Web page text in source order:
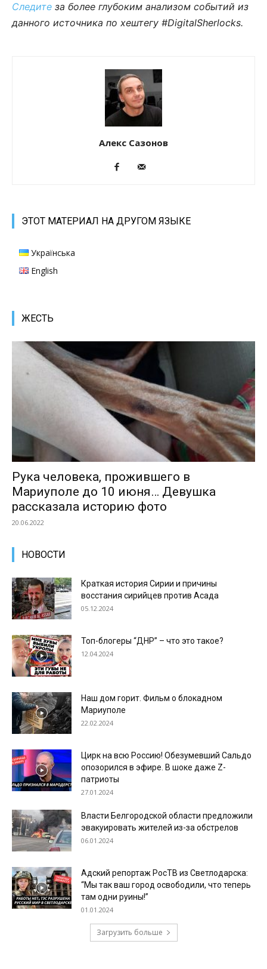
Следите за более глубоким анализом событий из
данного источника по хештегу #DigitalSherlocks.
Алекс Сазонов
ЭТОТ МАТЕРИАЛ НА ДРУГОМ ЯЗЫКЕ
Українська
English
ЖЕСТЬ
Рука человека, прожившего в
Мариуполе до 10 июня… Девушка
рассказала историю фото
20.06.2022
НОВОСТИ
Краткая история Сирии и причины
восстания сирийцев против Асада
05.12.2024
Топ-блогеры “ДНР” – что это такое?
12.04.2024
Наш дом горит. Фильм о блокадном
Мариуполе
22.02.2024
Цирк на всю Россию! Обезумевший Сальдо
опозорился в эфире. В шоке даже Z-
патриоты
27.01.2024
Власти Белгородской области предложили
эвакуировать жителей из-за обстрелов
06.01.2024
Адский репортаж РосТВ из Светлодарска:
“Мы так ваш город освободили, что теперь
там одни руины!”
01.01.2024
Загрузить больше